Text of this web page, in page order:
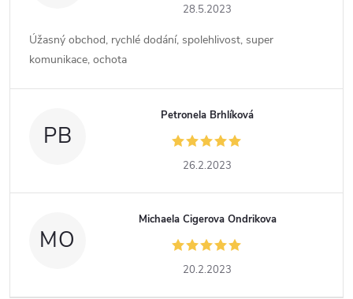
28.5.2023
Úžasný obchod, rychlé dodání, spolehlivost, super
komunikace, ochota
PB
Petronela Brhlíková
26.2.2023
MO
Michaela Cigerova Ondrikova
20.2.2023